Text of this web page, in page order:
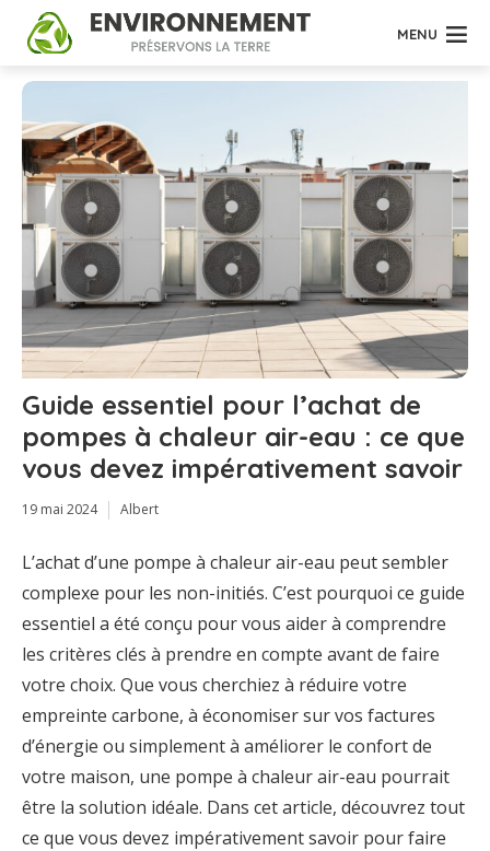
MENU
Guide essentiel pour l’achat de
pompes à chaleur air-eau : ce que
vous devez impérativement savoir
19 mai 2024 Albert
L’achat d’une pompe à chaleur air-eau peut sembler
complexe pour les non-initiés. C’est pourquoi ce guide
essentiel a été conçu pour vous aider à comprendre
les critères clés à prendre en compte avant de faire
votre choix. Que vous cherchiez à réduire votre
empreinte carbone, à économiser sur vos factures
d’énergie ou simplement à améliorer le confort de
votre maison, une pompe à chaleur air-eau pourrait
être la solution idéale. Dans cet article, découvrez tout
ce que vous devez impérativement savoir pour faire